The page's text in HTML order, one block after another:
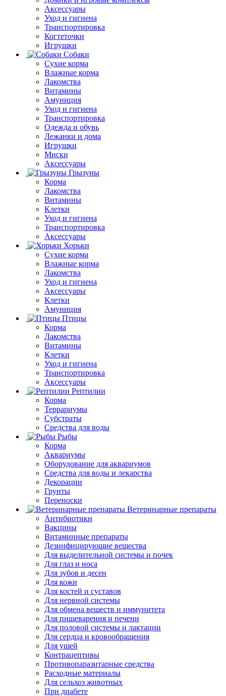
Аксессуары
Уход и гигиена
Транспортировка
Когтеточки
Игрушки
Собаки
Сухие корма
Влажные корма
Лакомства
Витамины
Амуниция
Уход и гигиена
Транспортировка
Одежда и обувь
Лежанки и дома
Игрушки
Миски
Аксессуары
Грызуны
Корма
Лакомства
Витамины
Клетки
Уход и гигиена
Транспортировка
Аксессуары
Хорьки
Сухие корма
Влажные корма
Лакомства
Уход и гигиена
Аксессуары
Клетки
Амуниция
Птицы
Корма
Лакомства
Витамины
Клетки
Уход и гигиена
Транспортировка
Аксессуары
Рептилии
Корма
Террариумы
Субстраты
Средства для воды
Рыбы
Корма
Аквариумы
Оборудование для аквариумов
Средства для воды и лекарства
Декорации
Грунты
Переноски
Ветеринарные препараты
Антибиотики
Вакцины
Витаминные препараты
Дезинфицирующие вещества
Для выделительной системы и почек
Для глаз и носа
Для зубов и десен
Для кожи
Для костей и суставов
Для нервной системы
Для обмена веществ и иммунитета
Для пищеварения и печени
Для половой системы и лактации
Для сердца и кровообращения
Для ушей
Контрацептивы
Противопаразитарные средства
Расходные материалы
Для сельхоз животных
При диабете